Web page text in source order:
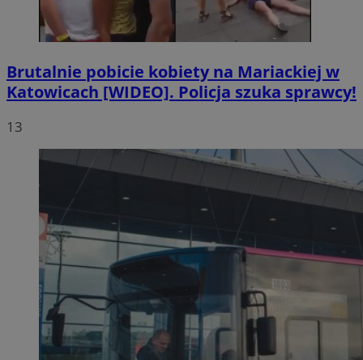
Brutalnie pobicie kobiety na Mariackiej w
Katowicach [WIDEO]. Policja szuka sprawcy!
13